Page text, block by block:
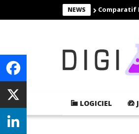
NEWS Comparatif
LOGICIEL